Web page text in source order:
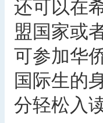
还可以在
盟国家或
可参加华
国际生的
分轻松入